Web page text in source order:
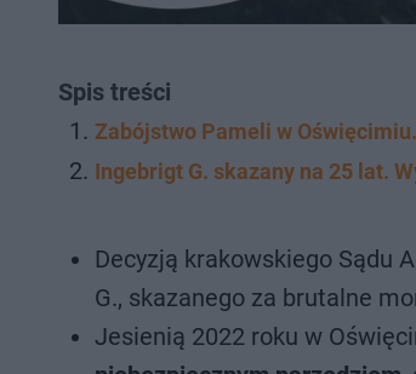
Spis treści
Zabójstwo Pameli w
Ingebrigt G. skazany na 25 lat.
Decyzją krakowskiego Sądu
G., skazanego za brutalne
Jesienią 2022 roku w